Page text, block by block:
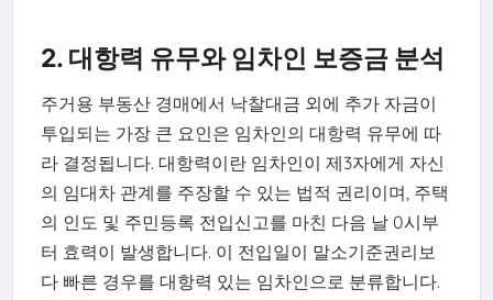
2. 대항력 유무와 임차인 보증금 분석
주거용 부동산 경매에서 낙찰대금 외에 추가 자금이
투입되는 가장 큰 요인은 임차인의 대항력 유무에 따
라 결정됩니다. 대항력이란 임차인이 제3자에게 자신
의 임대차 관계를 주장할 수 있는 법적 권리이며, 주택
의 인도 및 주민등록 전입신고를 마친 다음 날 0시부
터 효력이 발생합니다. 이 전입일이 말소기준권리보
다 빠른 경우를 대항력 있는 임차인으로 분류합니다.